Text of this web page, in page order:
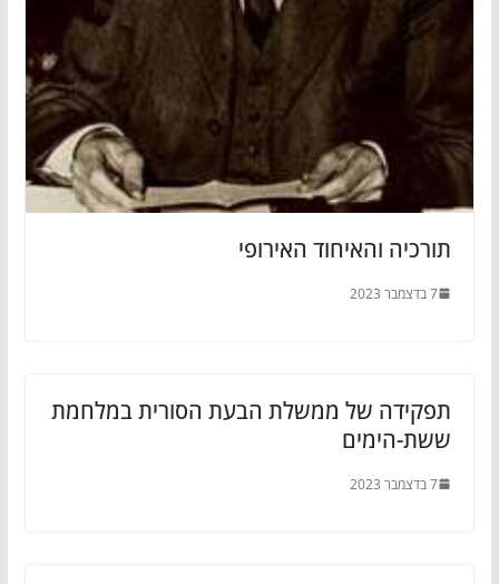
תורכיה והאיחוד האירופי
7 בדצמבר 2023
תפקידה של ממשלת הבעת הסורית במלחמת
ששת-הימים
7 בדצמבר 2023